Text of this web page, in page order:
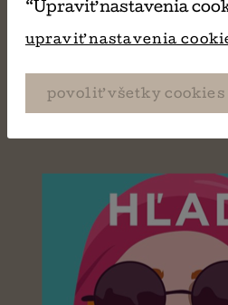
MÔŽE SA
“Upraviť nastavenia
upraviť nastavenia
povoliť všetky cookies